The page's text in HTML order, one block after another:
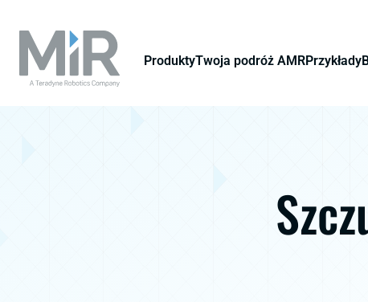
ProduktyTwoja podróż AMRPrzykłady